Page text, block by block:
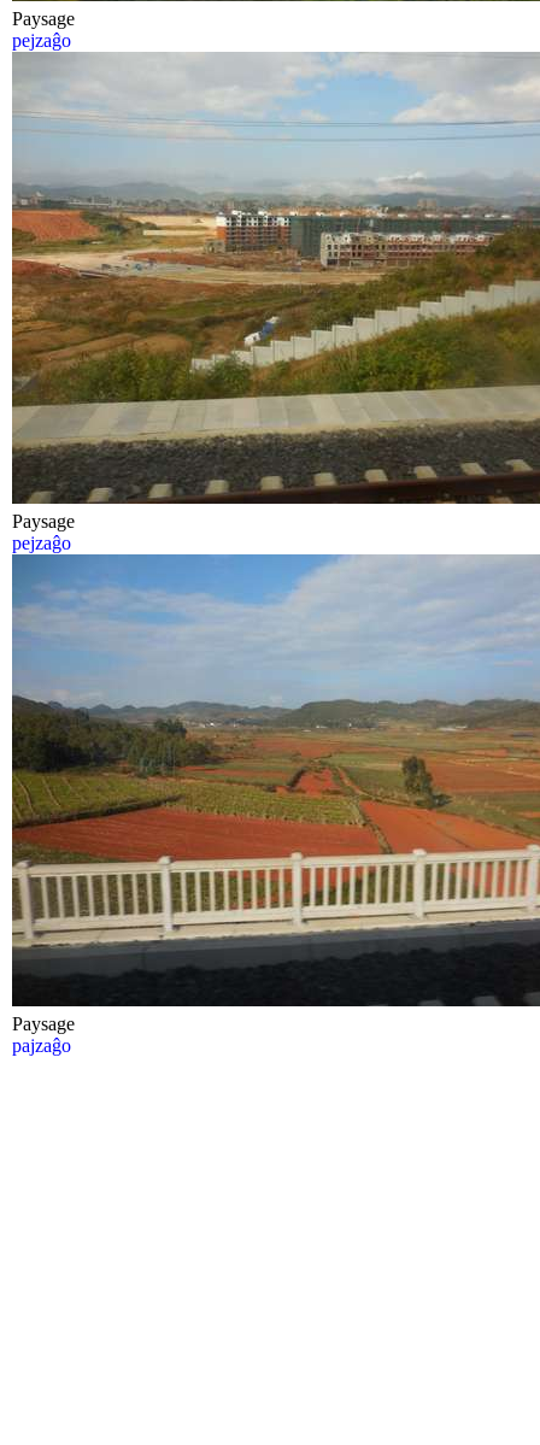
Paysage
pejzaĝo
Paysage
pejzaĝo
Paysage
pajzaĝo